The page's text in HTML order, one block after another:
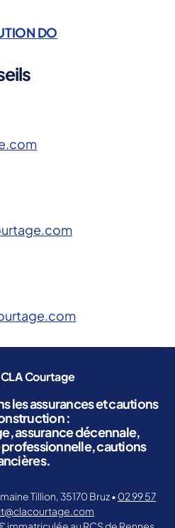
DO
CLA Courtage
les assurances et cautions
:
assurance décennale,
cautions
Tillion, 35170 Bruz • 02 99 57